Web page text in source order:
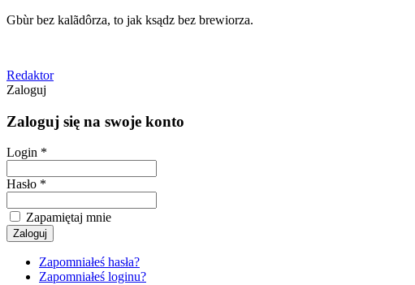
Gbùr bez kalãdôrza, to jak ksądz bez brewiorza.
Redaktor
Zaloguj
Zaloguj się na swoje konto
Login *
Hasło *
Zapamiętaj mnie
Zapomniałeś hasła?
Zapomniałeś loginu?